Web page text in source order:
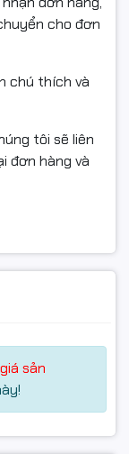
hành ổn định
SSD 1TB NVMe
dữ liệu tức
người dùng
công việc.
cho đơn
chú thích và
tôi sẽ liên
đơn hàng và
sản